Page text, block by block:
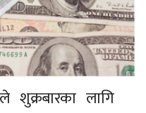
शुक्रबारका लागि